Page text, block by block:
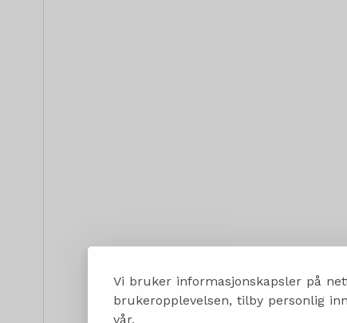
Vi bruker informasjonskapsler på
brukeropplevelsen, tilby personlig
vår.